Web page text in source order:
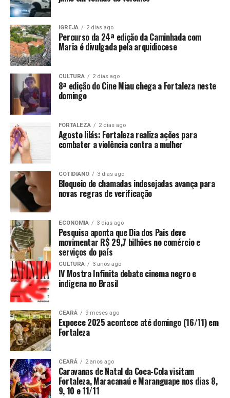
IGREJA 2 dias ago
Percurso da 24ª edição da Caminhada com
Maria é divulgada pela arquidiocese
CULTURA 2 dias ago
8ª edição do Cine Miau chega a Fortaleza neste
domingo
FORTALEZA 2 dias ago
Agosto lilás: Fortaleza realiza ações para
combater a violência contra a mulher
COTIDIANO 3 dias ago
Bloqueio de chamadas indesejadas avança para
novas regras de verificação
ECONOMIA 3 dias ago
Pesquisa aponta que Dia dos Pais deve
movimentar R$ 29,7 bilhões no comércio e
serviços do país
CULTURA 3 anos ago
IV Mostra Infinita debate cinema negro e
indígena no Brasil
CEARÁ 9 meses ago
Expoece 2025 acontece até domingo (16/11) em
Fortaleza
CEARÁ 2 anos ago
Caravanas de Natal da Coca-Cola visitam
Fortaleza, Maracanaú e Maranguape nos dias 8,
9, 10 e 11/11